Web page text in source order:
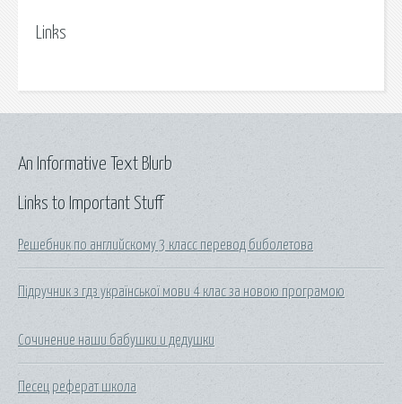
Links
Links to Important Stuff
Решебник по английскому 3 класс перевод биболетова
Підручник з гдз української мови 4 клас за новою програмою
Сочинение наши бабушки и дедушки
Песец реферат школа
An Informative Text Blurb